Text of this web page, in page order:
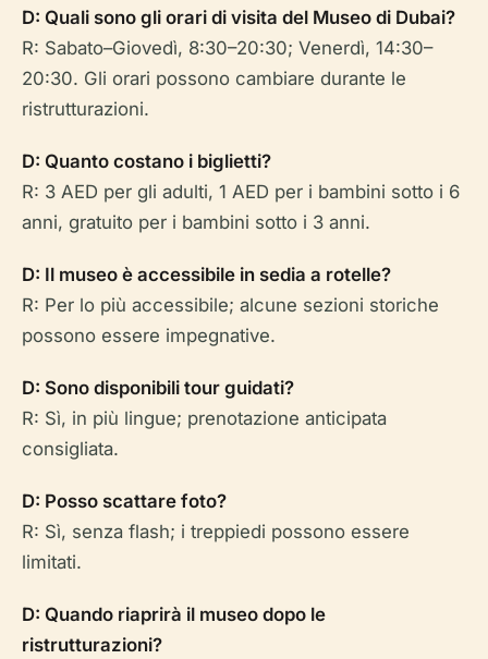
D: Quali sono gli orari di visita del Museo di Dubai?
R: Sabato–Giovedì, 8:30–20:30; Venerdì, 14:30–
20:30. Gli orari possono cambiare durante le
ristrutturazioni.
D: Quanto costano i biglietti?
R: 3 AED per gli adulti, 1 AED per i bambini sotto i 6
anni, gratuito per i bambini sotto i 3 anni.
D: Il museo è accessibile in sedia a rotelle?
R: Per lo più accessibile; alcune sezioni storiche
possono essere impegnative.
D: Sono disponibili tour guidati?
R: Sì, in più lingue; prenotazione anticipata
consigliata.
D: Posso scattare foto?
R: Sì, senza flash; i treppiedi possono essere
limitati.
D: Quando riaprirà il museo dopo le
ristrutturazioni?